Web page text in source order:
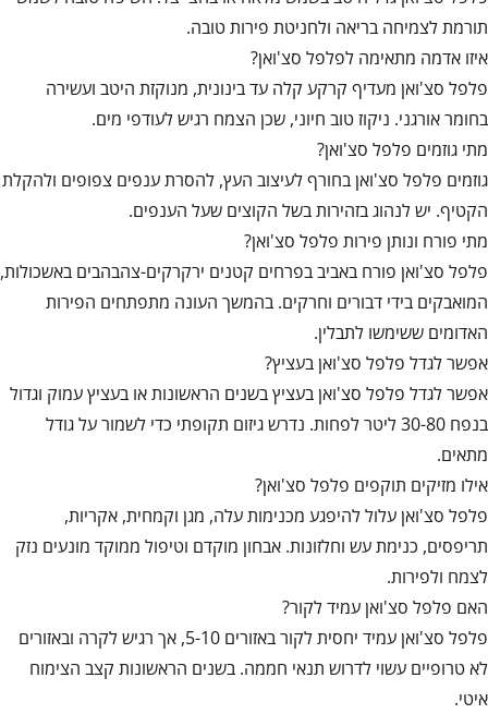
תורמת לצמיחה בריאה ולחניטת פירות טובה.
איזו אדמה מתאימה לפלפל סצ'ואן?
פלפל סצ'ואן מעדיף קרקע קלה עד בינונית, מנוקזת היטב ועשירה
בחומר אורגני. ניקוז טוב חיוני, שכן הצמח רגיש לעודפי מים.
מתי גוזמים פלפל סצ'ואן?
גוזמים פלפל סצ'ואן בחורף לעיצוב העץ, להסרת ענפים צפופים ולהקלת
הקטיף. יש לנהוג בזהירות בשל הקוצים שעל הענפים.
מתי פורח ונותן פירות פלפל סצ'ואן?
פלפל סצ'ואן פורח באביב בפרחים קטנים ירקרקים-צהבהבים באשכולות,
המואבקים בידי דבורים וחרקים. בהמשך העונה מתפתחים הפירות
האדומים ששימשו לתבלין.
אפשר לגדל פלפל סצ'ואן בעציץ?
אפשר לגדל פלפל סצ'ואן בעציץ בשנים הראשונות או בעציץ עמוק וגדול
בנפח 30-80 ליטר לפחות. נדרש גיזום תקופתי כדי לשמור על גודל
מתאים.
אילו מזיקים תוקפים פלפל סצ'ואן?
פלפל סצ'ואן עלול להיפגע מכנימות עלה, מגן וקמחית, אקריות,
תריפסים, כנימת עש וחלזונות. אבחון מוקדם וטיפול ממוקד מונעים נזק
לצמח ולפירות.
האם פלפל סצ'ואן עמיד לקור?
פלפל סצ'ואן עמיד יחסית לקור באזורים 5-10, אך רגיש לקרה ובאזורים
לא טרופיים עשוי לדרוש תנאי חממה. בשנים הראשונות קצב הצימוח
איטי.